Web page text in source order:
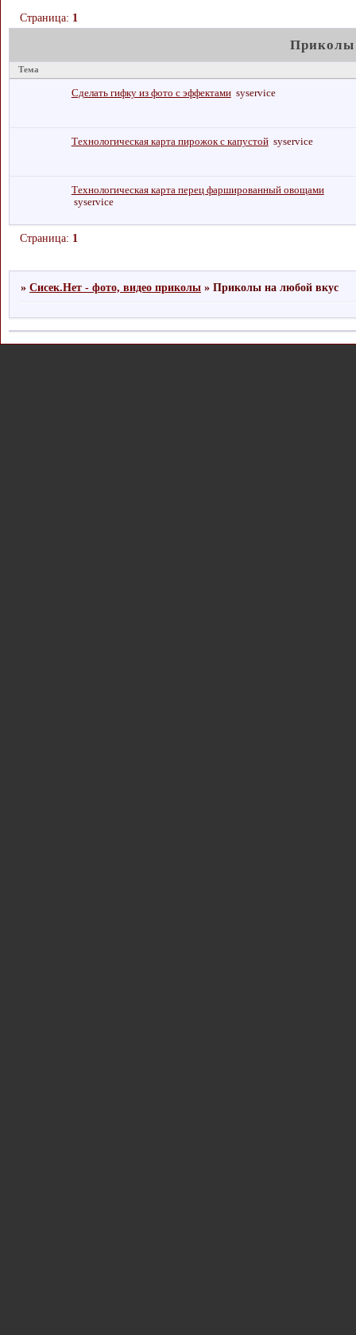
Приколы
Страница: 1
Тема
Сделать гифку из фото с эффектами syservice
Технологическая карта пирожок с капустой syservice
Технологическая карта перец фаршированный овощами
syservice
Страница: 1
»Сисек.Нет - фото, видео приколы »Приколы на любой вкус